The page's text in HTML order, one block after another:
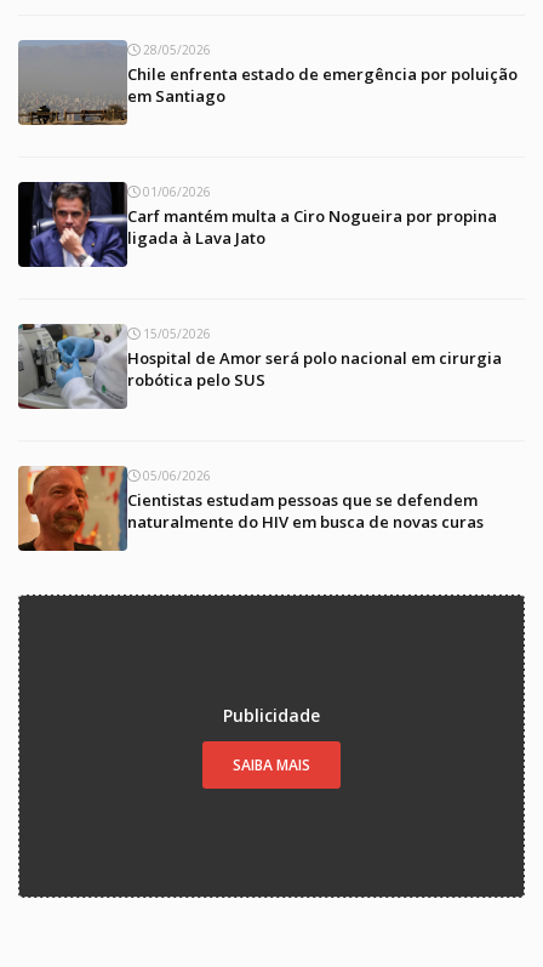
28/05/2026
Chile enfrenta estado de emergência por poluição
em Santiago
01/06/2026
Carf mantém multa a Ciro Nogueira por propina
ligada à Lava Jato
15/05/2026
Hospital de Amor será polo nacional em cirurgia
robótica pelo SUS
05/06/2026
Cientistas estudam pessoas que se defendem
naturalmente do HIV em busca de novas curas
Publicidade
SAIBA MAIS